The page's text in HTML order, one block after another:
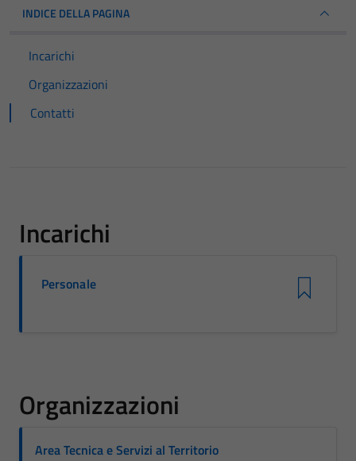
INDICE DELLA PAGINA
Incarichi
Organizzazioni
Contatti
Incarichi
Personale
Organizzazioni
Area Tecnica e Servizi al Territorio